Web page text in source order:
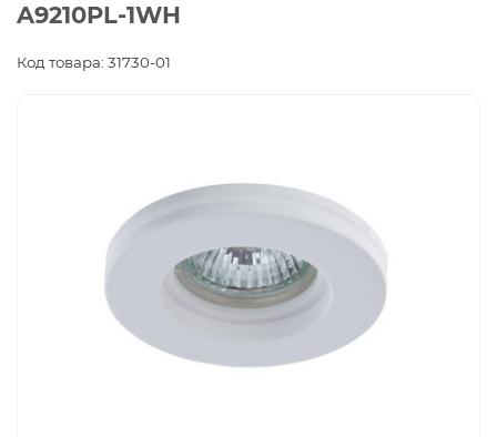
A9210PL-1WH
Код товара: 31730-01